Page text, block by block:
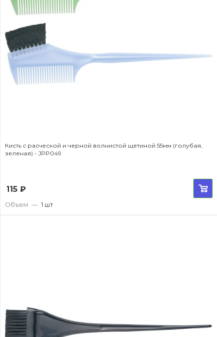
Кисть с расческой и черной волнистой щетиной 55мм (голубая,
зеленая) - JPP049
115 ₽
Объем — 1 шт